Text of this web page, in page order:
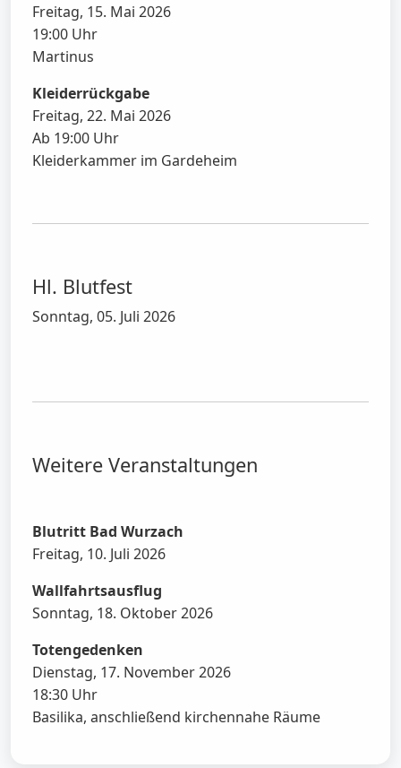
Freitag, 15. Mai 2026
19:00 Uhr
Martinus
Kleiderrückgabe
Freitag, 22. Mai 2026
Ab 19:00 Uhr
Kleiderkammer im Gardeheim
Hl. Blutfest
Sonntag, 05. Juli 2026
Weitere Veranstaltungen
Blutritt Bad Wurzach
Freitag, 10. Juli 2026
Wallfahrtsausflug
Sonntag, 18. Oktober 2026
Totengedenken
Dienstag, 17. November 2026
18:30 Uhr
Basilika, anschließend kirchennahe Räume